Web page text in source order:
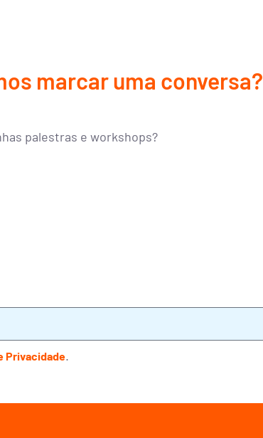
marcar uma conversa?
palestras e workshops?
Privacidade.